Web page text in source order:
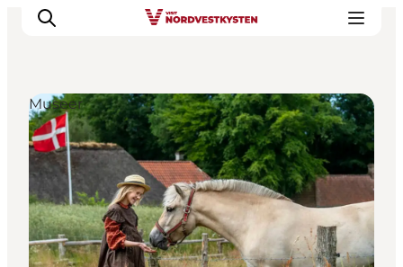
Feriesteder
Inspiration
Handicapvenlig ferie
Events
Overnatning
Museer